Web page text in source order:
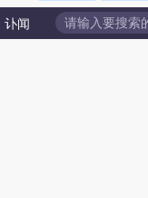
讣闻